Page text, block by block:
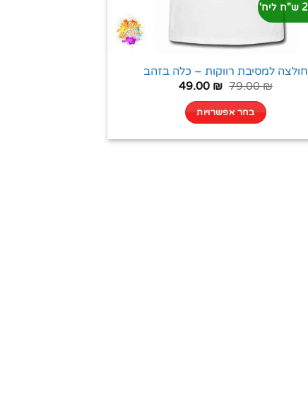
חולצה למסיבת רווקות – כלה בזהב
79.00₪
49.00 ₪
בחר אפשרויות